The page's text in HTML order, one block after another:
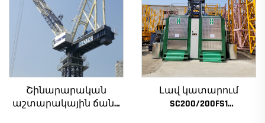
Շինարարական
աշտարակային ճանկ
Լավ կատարում
SC200/200FS1